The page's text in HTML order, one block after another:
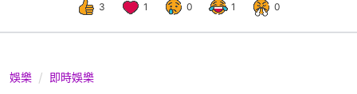
3 1 0 1 0
娛樂 即時娛樂